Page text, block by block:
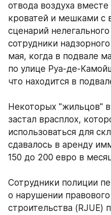
отвода воздуха
кроватей и мешками с
сценарий
сотрудники
мая, когда в подвале
по улице Руа-де-
что находится в
Некоторых "жильцов"
застал врасплох,
использоваться для
сдавалось в аренду
150 до 200 евро в
Сотрудники полиции
о нарушении
строительства (RJUE)